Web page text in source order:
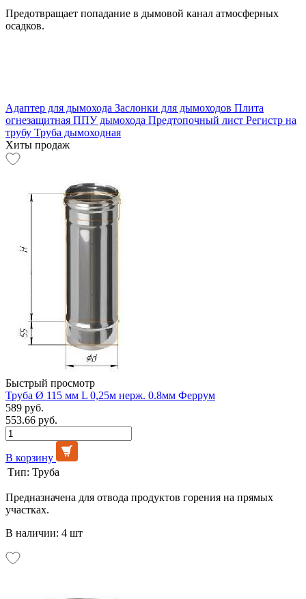
Предотвращает попадание в дымовой канал атмосферных
осадков.
Адаптер для дымохода Заслонки для дымоходов Плита
огнезащитная ППУ дымохода Предтопочный лист Регистр на
трубу Труба дымоходная
Хиты продаж
Быстрый просмотр
Труба Ø 115 мм L 0,25м нерж. 0.8мм Феррум
589 руб.
553.66 руб.
В корзину
Тип: Труба
Предназначена для отвода продуктов горения на прямых
участках.
В наличии: 4 шт